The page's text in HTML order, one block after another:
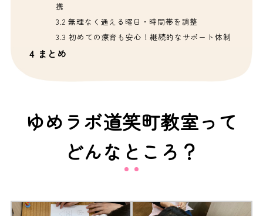
携
3.2 無理なく通える曜日・時間帯を調整
3.3 初めての療育も安心！継続的なサポート体制
4まとめ
ゆめラボ道笑町教室って
どんなところ？